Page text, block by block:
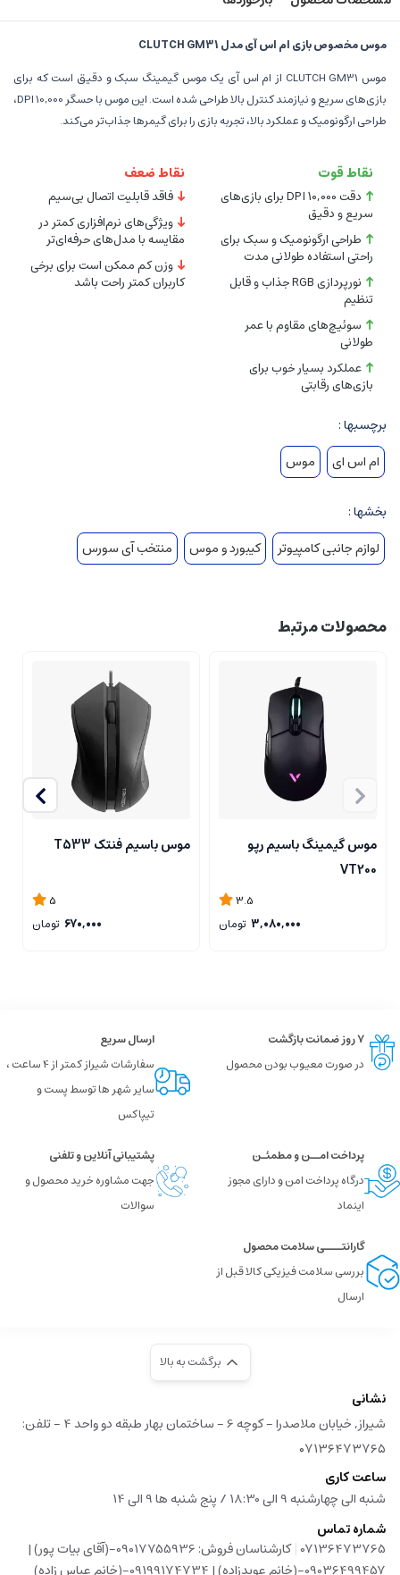
موس مخصوص بازی ام اس آی مدل CLUTCH GM31
موس CLUTCH GM31 از ام اس آی یک موس گیمینگ سبک و دقیق است که برای
بازی‌های سریع و نیازمند کنترل بالا طراحی شده است. این موس با حسگر 10,000 DPI،
طراحی ارگونومیک و عملکرد بالا، تجربه بازی را برای گیمرها جذاب‌تر می‌کند.
نقاط قوت
دقت 10,000 DPI برای بازی‌های
سریع و دقیق
طراحی ارگونومیک و سبک برای
راحتی استفاده طولانی مدت
نورپردازی RGB جذاب و قابل
تنظیم
سوئیچ‌های مقاوم با عمر
طولانی
عملکرد بسیار خوب برای
بازی‌های رقابتی
نقاط ضعف
فاقد قابلیت اتصال بی‌سیم
ویژگی‌های نرم‌افزاری کمتر در
مقایسه با مدل‌های حرفه‌ای‌تر
وزن کم ممکن است برای برخی
کاربران کمتر راحت باشد
برچسبها :
ام اس ای
موس
بخشها :
لوازم جانبی کامپیوتر
کیبورد و موس منتخب آی سورس
محصولات مرتبط
موس گیمینگ باسیم رپو
VT200
3.5
3,080,000 تومان
موس باسیم فنتک T533
5
670,000 تومان
۷ روز ضمانت بازگشت
در صورت معیوب بودن محصول
ارسال سریع
سفارشات شیراز کمتر از 4 ساعت ،
سایر شهر ها توسط پست و
تیپاکس
پرداخت امــن و مطمئـن
درگاه پرداخت امن و دارای مجوز
اینماد
پشتیبانی آنلاین و تلفنی
جهت مشاوره خرید محصول و
سوالات
گارانتــــی سلامت محصول
بررسی سلامت فیزیکی کالا قبل از
ارسال
برگشت به بالا
نشانی
شیراز, خیابان ملاصدرا - کوچه 6 - ساختمان بهار طبقه دو واحد 4 - تلفن:
۰۷۱۳۶۴۷۳۷۶۵
ساعت کاری
شنبه الی چهارشنبه 9 الی 18:30 / پنج شنبه ها 9 الی 14
شماره تماس
07136473765
|
کارشناسان فروش: 09017755936-(آقای بیات پور) |
09036499457-(خانم عویدزاده) | 09199174734-(خانم عباس زاده)